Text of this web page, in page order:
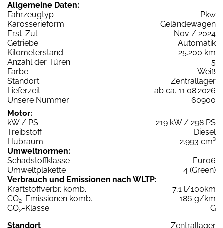
Allgemeine Daten:
Fahrzeugtyp
Pkw
Karosserieform
Geländewagen
Erst-Zul.
Nov / 2024
Getriebe
Automatik
Kilometerstand
25.200 km
Anzahl der Türen
5
Farbe
Weiß
Standort
Zentrallager
Lieferzeit
ab ca. 11.08.2026
Unsere Nummer
60900
Motor:
kW / PS
219 kW / 298 PS
Treibstoff
Diesel
Hubraum
2.993 cm³
Umweltnormen:
Schadstoffklasse
Euro6
Umweltplakette
4 (Green)
Verbrauch und Emissionen nach WLTP:
Kraftstoffverbr. komb.
7,1 l/100km
CO2-Emissionen komb.
186 g/km
CO2-Klasse
G
Standort
Zentrallager